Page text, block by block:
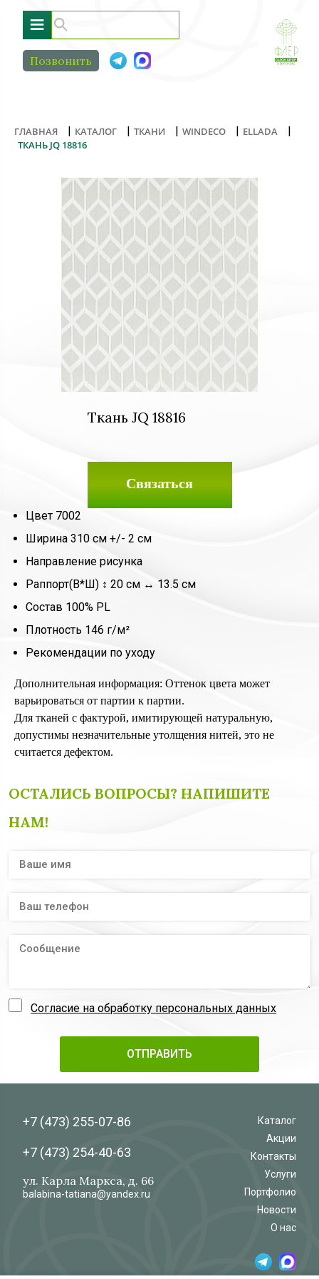
≡
Позвонить
ГЛАВНАЯ | КАТАЛОГ | ТКАНИ | WINDECO | ELLADA |
ТКАНЬ JQ 18816
Ткань JQ 18816
Связаться
Цвет 7002
Ширина 310 см +/- 2 см
Направление рисунка
Раппорт(В*Ш) ↕ 20 см ↔ 13.5 см
Состав 100% PL
Плотность 146 г/м²
Рекомендации по уходу
Дополнительная информация: Оттенок цвета может
варьироваться от партии к партии.
Для тканей с фактурой, имитирующей натуральную,
допустимы незначительные утолщения нитей, это не
считается дефектом.
ОСТАЛИСЬ ВОПРОСЫ? НАПИШИТЕ
НАМ!
Согласие на обработку персональных данных
+7 (473) 255-07-86
+7 (473) 254-40-63
ул. Карла Маркса, д. 66
balabina-tatiana@yandex.ru
Каталог
Акции
Контакты
Услуги
Портфолио
Новости
О нас